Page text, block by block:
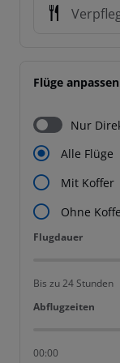
Flüge anpassen
Nur
Alle Flüge
Mit Koffer
Ohne
Flugdauer
Flugdauer
Bis zu 24 Stunden
Abflugzeiten
Abflugzeiten
00:00